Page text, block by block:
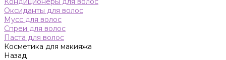
Оксиданты для волос
Мусс для волос
Спреи для волос
Паста для волос
Косметика для макияжа
Назад